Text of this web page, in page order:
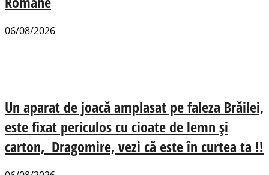
06/08/2026
Un aparat de joacă amplasat pe faleza Brăilei,
este fixat periculos cu cioate de lemn și
carton, Dragomire, vezi că este în curtea ta !!